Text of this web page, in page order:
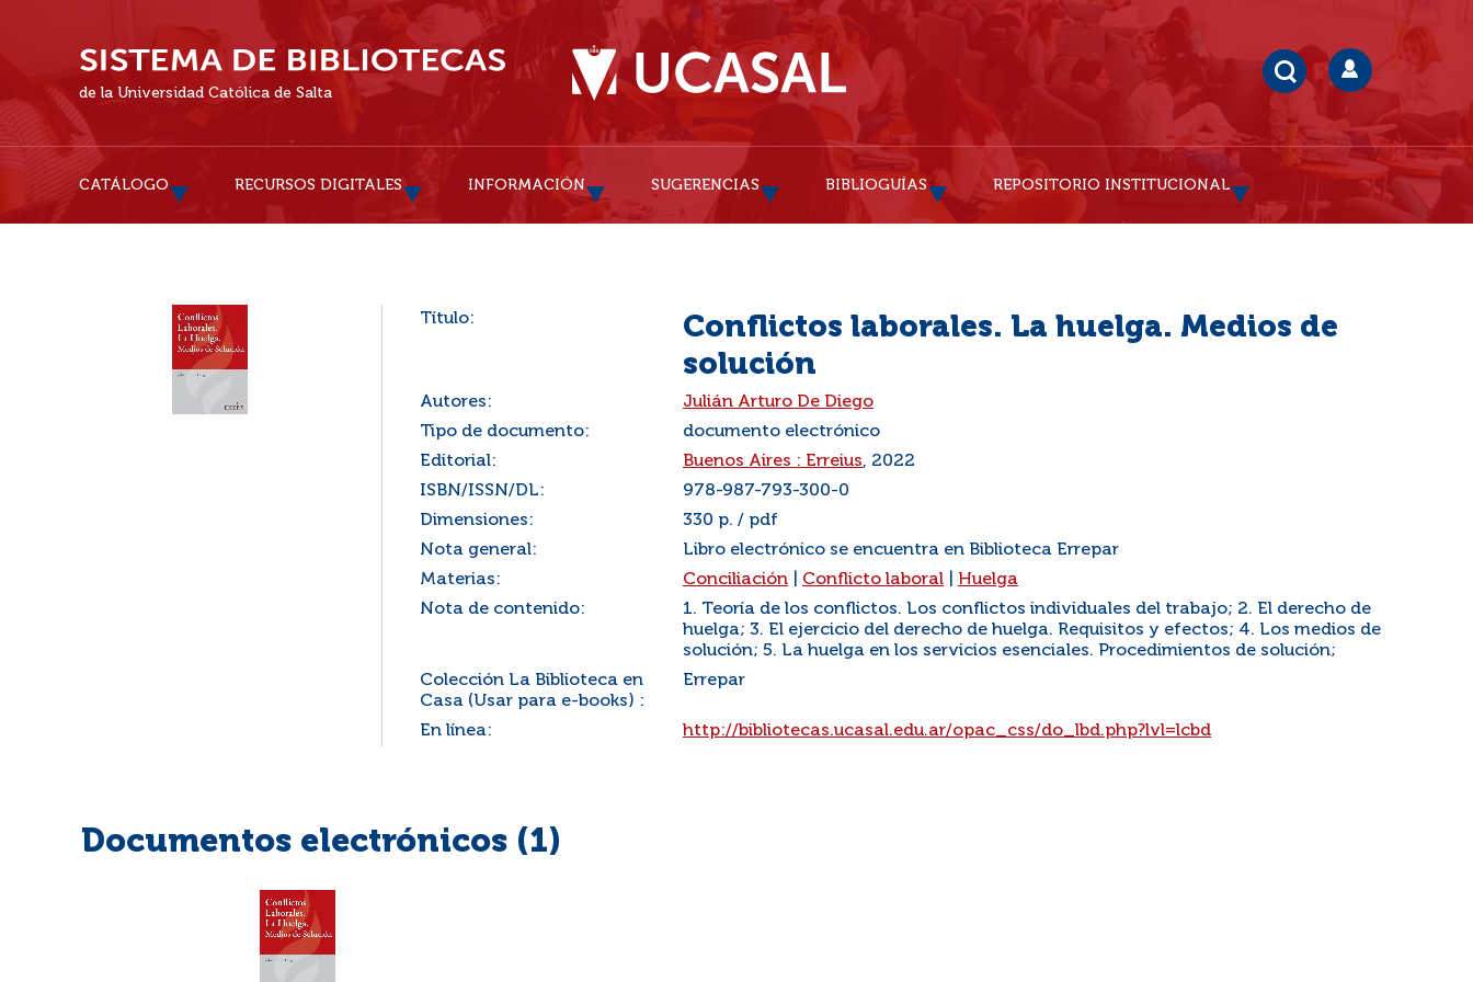
de la Universidad Católica de Salta
CATÁLOGO RECURSOS DIGITALES INFORMACIÓN SUGERENCIAS BIBLIOGUÍAS REPOSITORIO INSTITUCIONAL
Título:
Conflictos laborales. La huelga. Medios de
solución
Autores:
Julián Arturo De Diego
Tipo de documento:
documento electrónico
Editorial:
Buenos Aires : Erreius, 2022
ISBN/ISSN/DL:
978-987-793-300-0
Dimensiones:
330 p. / pdf
Nota general:
Libro electrónico se encuentra en Biblioteca Errepar
Materias:
Conciliación Conflicto laboral
Huelga
Nota de contenido:
1. Teoría de los conflictos. Los conflictos individuales del trabajo; 2. El derecho de
huelga; 3. El ejercicio del derecho de huelga. Requisitos y efectos; 4. Los medios de
solución; 5. La huelga en los servicios esenciales. Procedimientos de solución;
Colección La Biblioteca en
Casa (Usar para e-books) :
Errepar
En línea: http://bibliotecas.ucasal.edu.ar/opac_css/do_lbd.php?lvl=lcbd
Documentos electrónicos (1)